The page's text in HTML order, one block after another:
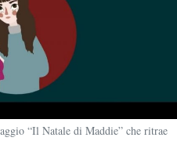
“Il Natale di Maddie” che ritrae